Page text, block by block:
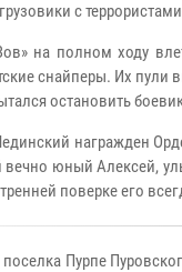
с
на полном ходу
снайперы. Их
остановить
награжден
вечно юный Алексей,
поверке его
Пурпе